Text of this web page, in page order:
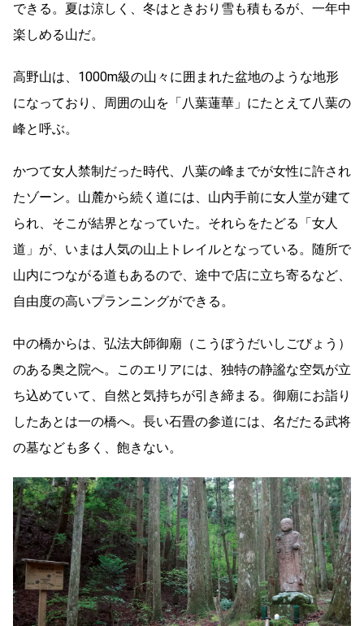
できる。夏は涼しく、冬はときおり雪も積もるが、一年中
楽しめる山だ。
高野山は、1000m級の山々に囲まれた盆地のような地形
になっており、周囲の山を「八葉蓮華」にたとえて八葉の
峰と呼ぶ。
かつて女人禁制だった時代、八葉の峰までが女性に許され
たゾーン。山麓から続く道には、山内手前に女人堂が建て
られ、そこが結界となっていた。それらをたどる「女人
道」が、いまは人気の山上トレイルとなっている。随所で
山内につながる道もあるので、途中で店に立ち寄るなど、
自由度の高いプランニングができる。
中の橋からは、弘法大師御廟（こうぼうだいしごびょう）
のある奥之院へ。このエリアには、独特の静謐な空気が立
ち込めていて、自然と気持ちが引き締まる。御廟にお詣り
したあとは一の橋へ。長い石畳の参道には、名だたる武将
の墓なども多く、飽きない。